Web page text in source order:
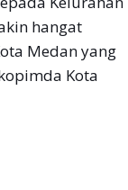
hangat
Medan yang
Kota